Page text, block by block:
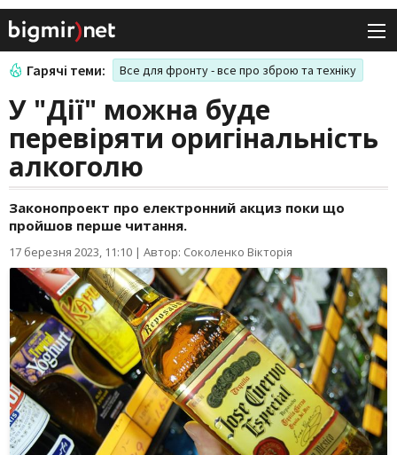
Гарячі теми: Все для фронту - все про зброю та техніку
У "Дії" можна буде
перевіряти оригінальність
алкоголю
Законопроект про електронний акциз поки що
пройшов перше читання.
17 березня 2023, 11:10 | Автор: Соколенко Вікторія